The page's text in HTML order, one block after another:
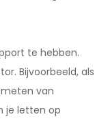
te hebben.
Bijvoorbeeld, als
van
je letten op